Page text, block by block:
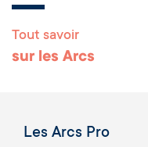
Tout savoir
sur les Arcs
Les Arcs Pro